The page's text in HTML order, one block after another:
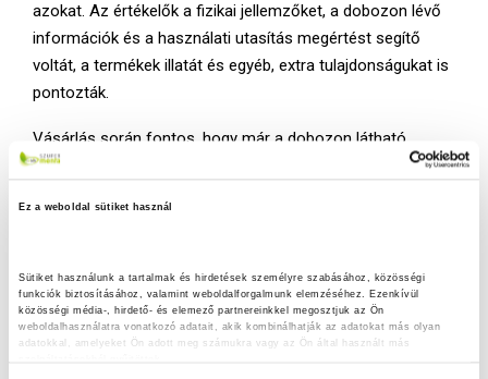
Ez a weboldal sütiket használ
Sütiket használunk a tartalmak és hirdetések személyre szabásához, közösségi
funkciók biztosításához, valamint weboldalforgalmunk elemzéséhez. Ezenkívül
közösségi média-, hirdető- és elemező partnereinkkel megosztjuk az Ön
weboldalhasználatra vonatkozó adatait, akik kombinálhatják az adatokat más olyan
adatokkal, amelyeket Ön adott meg számukra vagy az Ön által használt más
azokat. Az értékelők a fizikai jellemzőket, a dobozon lévő
információk és a használati utasítás megértést segítő
voltát, a termékek illatát és egyéb, extra tulajdonságukat is
pontozták.
Vásárlás során fontos, hogy már a dobozon látható
információk elegendőek legyenek ahhoz, hogy a tudatosan
tüntették fel azokat az információkat, mint például hány
hónapos kortól használható; vízálló vagy sem; mennyi a
hatás időtartama; kullancs és bolha ellen is alkalmazható-